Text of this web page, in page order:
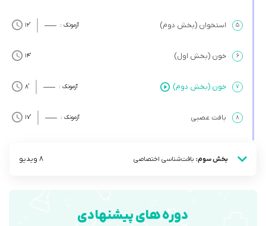
۵ استخوان (بخش دوم) آزمونک : ’12
۶ خون (بخش اول) ’14
۷ خون (بخش دوم) آزمونک : ’8
۸ بافت عصبی آزمونک : ’17
بخش سوم: بافت‌شناسی اختصاصی 8 ویدیو
دوره های پیشنهادی